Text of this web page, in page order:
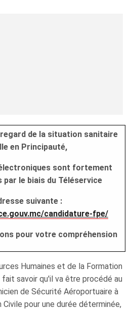
regard de la situation sanitaire
en Principauté,
sont fortement
par le biais du Téléservice
suivante :
candidature-fpe/
pour votre compréhension
Humaines et de la Formation
savoir qu'il va être procédé au
de Sécurité Aéroportuaire à
pour une durée déterminée,